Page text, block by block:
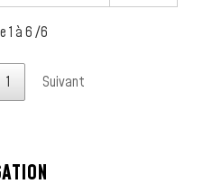
1 à 6 /6
1 Suivant